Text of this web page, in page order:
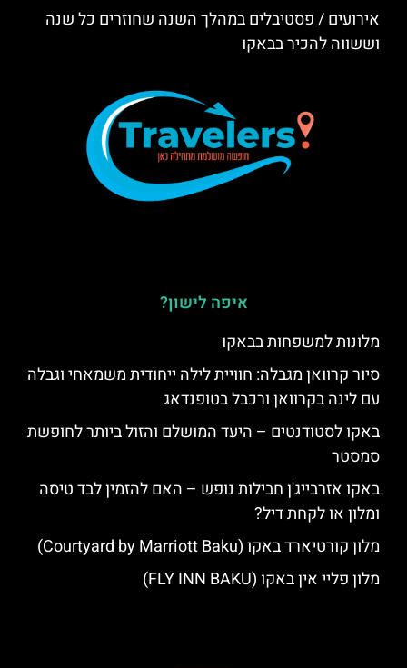
אירועים / פסטיבלים במהלך השנה שחוזרים כל שנה
וששווה להכיר בבאקו
איפה לישון?
מלונות למשפחות בבאקו
סיור קרוואן מגבלה: חוויית לילה ייחודית משמאחי וגבלה
עם לינה בקרוואן ורכבל בטופנדאג
באקו לסטודנטים – היעד המושלם והזול ביותר לחופשת
סמסטר
באקו אזרבייג'ן חבילות נופש – האם להזמין לבד טיסה
ומלון או לקחת דיל?
מלון קורטיארד באקו (Courtyard by Marriott Baku)
מלון פליי אין באקו (FLY INN BAKU)